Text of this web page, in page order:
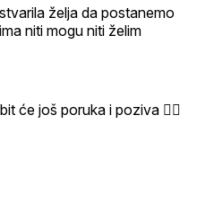
želja da postanemo
niti mogu niti želim
će još poruka i poziva 🤦‍♂️